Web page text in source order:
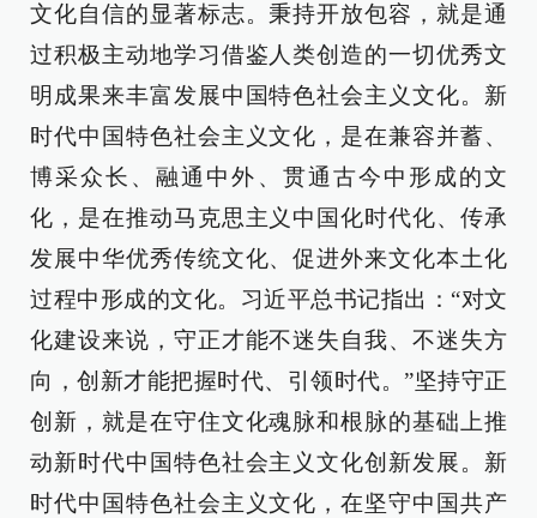
文化自信的显著标志。秉持开放包容，就是通
过积极主动地学习借鉴人类创造的一切优秀文
明成果来丰富发展中国特色社会主义文化。新
时代中国特色社会主义文化，是在兼容并蓄、
博采众长、融通中外、贯通古今中形成的文
化，是在推动马克思主义中国化时代化、传承
发展中华优秀传统文化、促进外来文化本土化
过程中形成的文化。习近平总书记指出：“对文
化建设来说，守正才能不迷失自我、不迷失方
向，创新才能把握时代、引领时代。”坚持守正
创新，就是在守住文化魂脉和根脉的基础上推
动新时代中国特色社会主义文化创新发展。新
时代中国特色社会主义文化，在坚守中国共产